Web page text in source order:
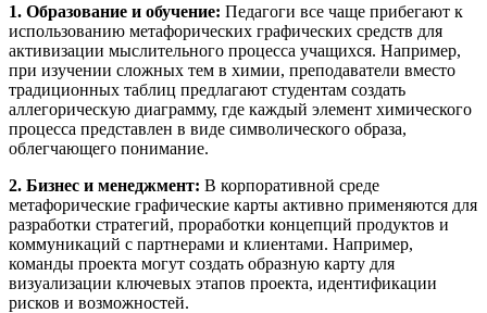
1. Образование и обучение: Педагоги все чаще прибегают к
использованию метафорических графических средств для
активизации мыслительного процесса учащихся. Например,
при изучении сложных тем в химии, преподаватели вместо
традиционных таблиц предлагают студентам создать
аллегорическую диаграмму, где каждый элемент химического
процесса представлен в виде символического образа,
облегчающего понимание.
2. Бизнес и менеджмент: В корпоративной среде
метафорические графические карты активно применяются для
разработки стратегий, проработки концепций продуктов и
коммуникаций с партнерами и клиентами. Например,
команды проекта могут создать образную карту для
визуализации ключевых этапов проекта, идентификации
рисков и возможностей.